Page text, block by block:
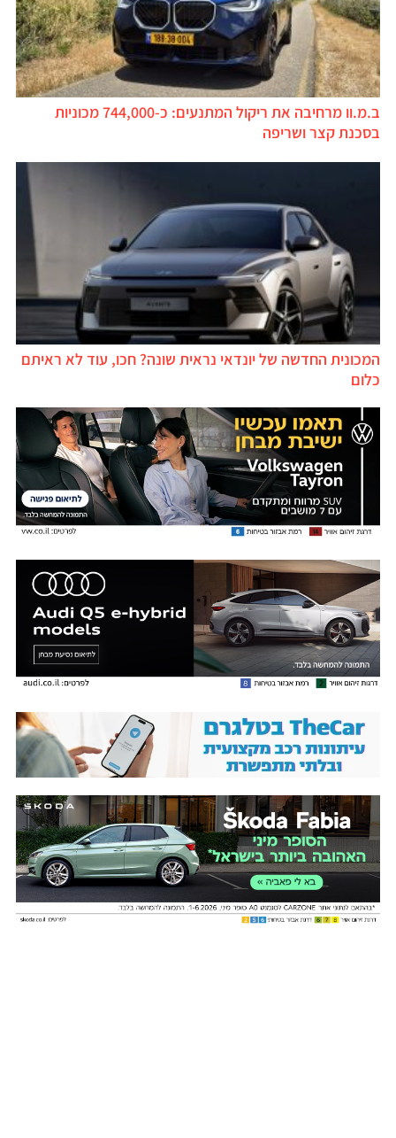
ב.מ.וו מרחיבה את ריקול המתנעים: כ-744,000 מכוניות
בסכנת קצר ושריפה
המכונית החדשה של יונדאי נראית שונה? חכו, עוד לא ראיתם
כלום